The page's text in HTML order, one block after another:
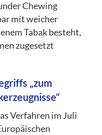
Chewing
mit weicher
Tabak besteht,
zugesetzt
„zum
Verfahren im Juli